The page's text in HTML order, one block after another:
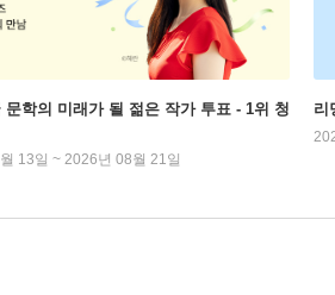
문학의 미래가 될 젊은 작가 투표 - 1위 청
13일 ~ 2026년 08월 21일
리